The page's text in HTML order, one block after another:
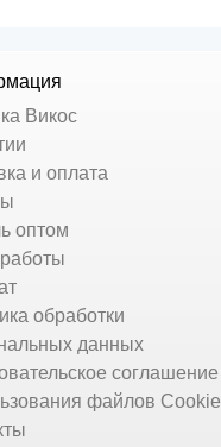
Викос
и оплата
оптом
обработки
данных
соглашение
файлов Cookie